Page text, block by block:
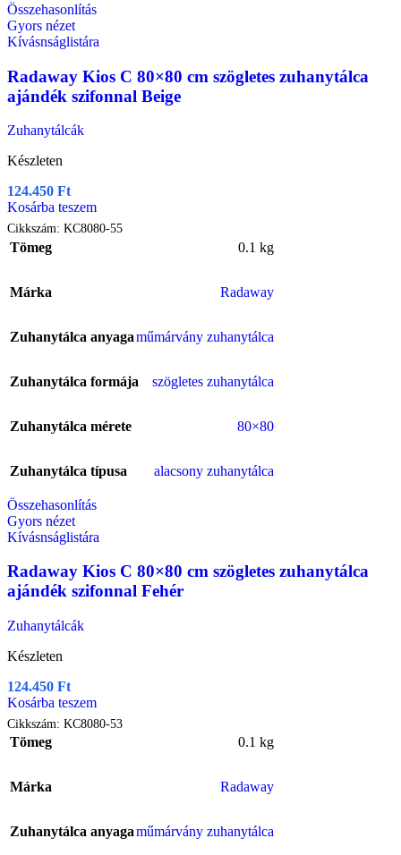
Összehasonlítás
Gyors nézet
Kívásnságlistára
Radaway Kios C 80×80 cm szögletes zuhanytálca
ajándék szifonnal Beige
Zuhanytálcák
Készleten
124.450 Ft
Kosárba teszem
Cikkszám: KC8080-55
Tömeg 0.1 kg
Márka Radaway
Zuhanytálca anyagaműmárvány zuhanytálca
Zuhanytálca formája szögletes zuhanytálca
Zuhanytálca mérete 80×80
Zuhanytálca típusa alacsony zuhanytálca
Összehasonlítás
Gyors nézet
Kívásnságlistára
Radaway Kios C 80×80 cm szögletes zuhanytálca
ajándék szifonnal Fehér
Zuhanytálcák
Készleten
124.450 Ft
Kosárba teszem
Cikkszám: KC8080-53
Tömeg 0.1 kg
Márka Radaway
Zuhanytálca anyagaműmárvány zuhanytálca